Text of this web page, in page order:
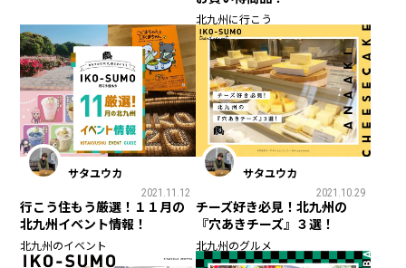
北九州に行こう
サタユウカ
2021.11.12
行こう住もう厳選！１１月の
北九州イベント情報！
北九州のイベント
サタユウカ
2021.10.29
チーズ好き必見！北九州の
『穴あきチーズ』３選！
北九州のグルメ